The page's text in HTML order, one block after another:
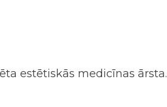
estētiskās medicīnas